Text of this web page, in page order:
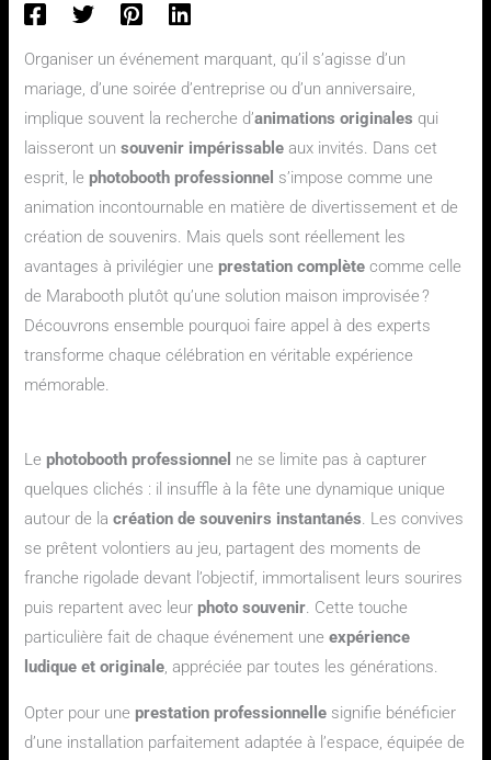
Organiser un événement marquant, qu’il s’agisse d’un
mariage, d’une soirée d’entreprise ou d’un anniversaire,
implique souvent la recherche d’animations originales qui
laisseront unsouvenir impérissable aux invités. Dans cet
esprit, lephotobooth professionnel s’impose comme une
animation incontournable en matière de divertissement et de
création de souvenirs. Mais quels sont réellement les
avantages à privilégier uneprestation complète comme celle
de Marabooth plutôt qu’une solution maison improvisée ?
Découvrons ensemble pourquoi faire appel à des experts
transforme chaque célébration en véritable expérience
mémorable.
Lephotobooth professionnel ne se limite pas à capturer
quelques clichés : il insuffle à la fête une dynamique unique
autour de lacréation de souvenirs instantanés. Les convives
se prêtent volontiers au jeu, partagent des moments de
franche rigolade devant l’objectif, immortalisent leurs sourires
puis repartent avec leurphoto souvenir. Cette touche
particulière fait de chaque événement uneexpérience
ludique et originale, appréciée par toutes les générations.
Opter pour uneprestation professionnelle signifie bénéficier
d’une installation parfaitement adaptée à l’espace, équipée de